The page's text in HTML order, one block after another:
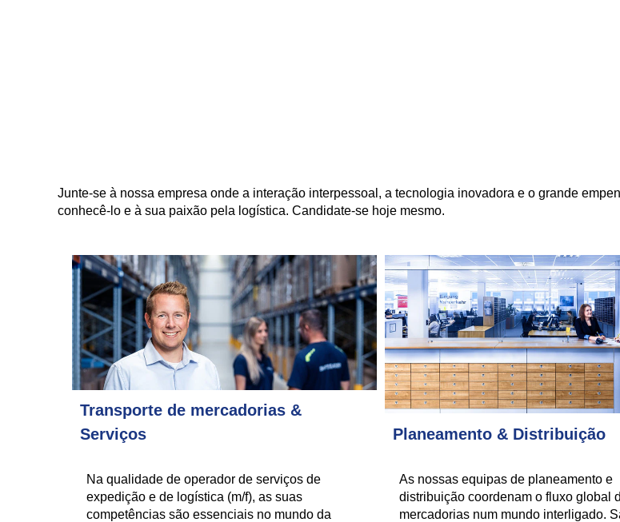
Junte-se à nossa empresa onde a interação interpessoal, a tecnologia inovadora e o grande
conhecê-lo e à sua paixão pela logística. Candidate-se hoje mesmo.
Transporte de mercadorias &
Serviços
Na qualidade de operador de serviços de
expedição e de logística (m/f), as suas
competências são essenciais no mundo da
Planeamento & Distribuição
As nossas equipas de planeamento e
distribuição coordenam o fluxo global
mercadorias num mundo interligado.